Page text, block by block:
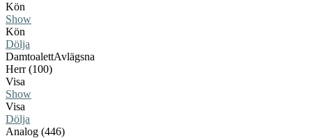
Kön
Show
Kön
Dölja
DamtoalettAvlägsna
Herr (100)
Visa
Show
Visa
Dölja
Analog (446)